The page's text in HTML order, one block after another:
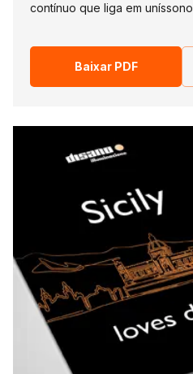
contínuo que liga em
Baixar PDF